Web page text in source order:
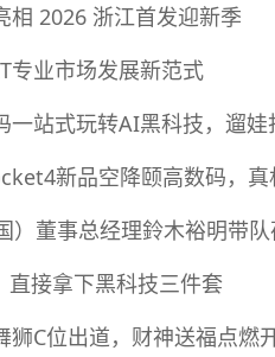
相 2026 浙江首发迎新季
专业市场发展新范式
一站式玩转AI黑科技，遛
新品空降颐高数码，
）董事总经理鈴木裕明带
接拿下黑科技三件套
狮C位出道，财神送福点燃